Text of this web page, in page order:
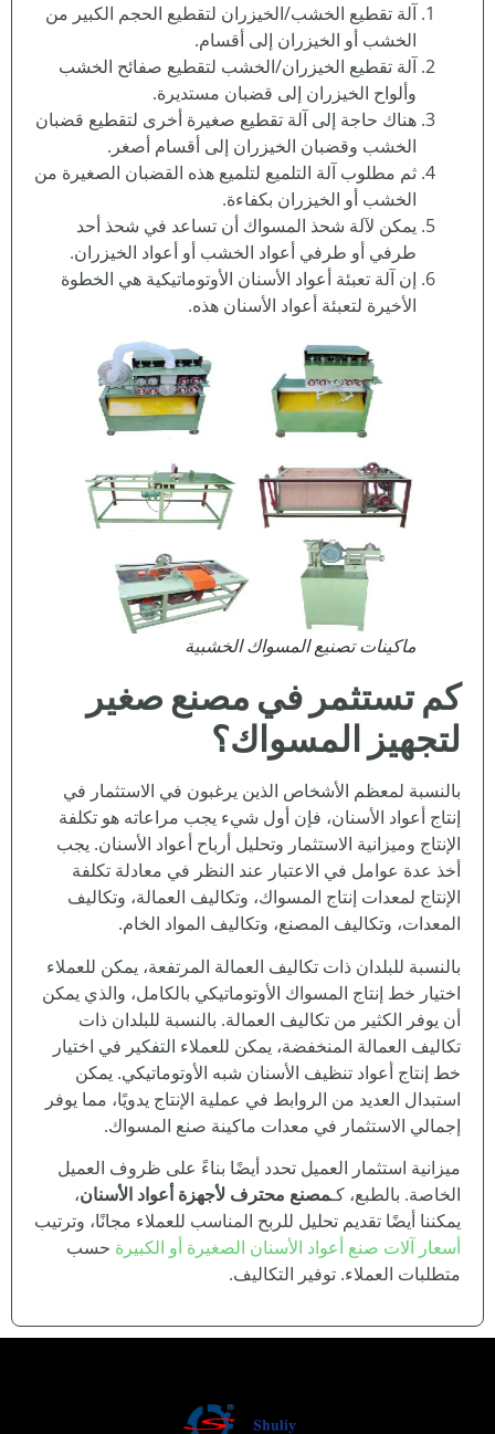
آلة تقطيع الخشب/الخيزران لتقطيع الحجم الكبير من
الخشب أو الخيزران إلى أقسام.
آلة تقطيع الخيزران/الخشب لتقطيع صفائح الخشب
وألواح الخيزران إلى قضبان مستديرة.
هناك حاجة إلى آلة تقطيع صغيرة أخرى لتقطيع قضبان
الخشب وقضبان الخيزران إلى أقسام أصغر.
ثم مطلوب آلة التلميع لتلميع هذه القضبان الصغيرة من
الخشب أو الخيزران بكفاءة.
يمكن لآلة شحذ المسواك أن تساعد في شحذ أحد
طرفي أو طرفي أعواد الخشب أو أعواد الخيزران.
إن آلة تعبئة أعواد الأسنان الأوتوماتيكية هي الخطوة
الأخيرة لتعبئة أعواد الأسنان هذه.
ماكينات تصنيع المسواك الخشبية
كم تستثمر في مصنع صغير
لتجهيز المسواك؟
بالنسبة لمعظم الأشخاص الذين يرغبون في الاستثمار في
إنتاج أعواد الأسنان، فإن أول شيء يجب مراعاته هو تكلفة
الإنتاج وميزانية الاستثمار وتحليل أرباح أعواد الأسنان. يجب
أخذ عدة عوامل في الاعتبار عند النظر في معادلة تكلفة
الإنتاج لمعدات إنتاج المسواك، وتكاليف العمالة، وتكاليف
المعدات، وتكاليف المصنع، وتكاليف المواد الخام.
بالنسبة للبلدان ذات تكاليف العمالة المرتفعة، يمكن للعملاء
اختيار خط إنتاج المسواك الأوتوماتيكي بالكامل، والذي يمكن
أن يوفر الكثير من تكاليف العمالة. بالنسبة للبلدان ذات
تكاليف العمالة المنخفضة، يمكن للعملاء التفكير في اختيار
خط إنتاج أعواد تنظيف الأسنان شبه الأوتوماتيكي. يمكن
استبدال العديد من الروابط في عملية الإنتاج يدويًا، مما يوفر
إجمالي الاستثمار في معدات ماكينة صنع المسواك.
ميزانية استثمار العميل تحدد أيضًا بناءً على ظروف العميل
الخاصة. بالطبع، كـمصنع محترف لأجهزة أعواد الأسنان،
يمكننا أيضًا تقديم تحليل للربح المناسب للعملاء مجانًا، وترتيب
أسعار آلات صنع أعواد الأسنان الصغيرة أو الكبيرة حسب
متطلبات العملاء. توفير التكاليف.